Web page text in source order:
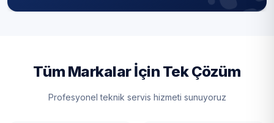
Tuzla
Üsküdar
Zeytinburnu
Tüm Markalar İçin Tek Çözüm
Profesyonel teknik servis hizmeti sunuyoruz